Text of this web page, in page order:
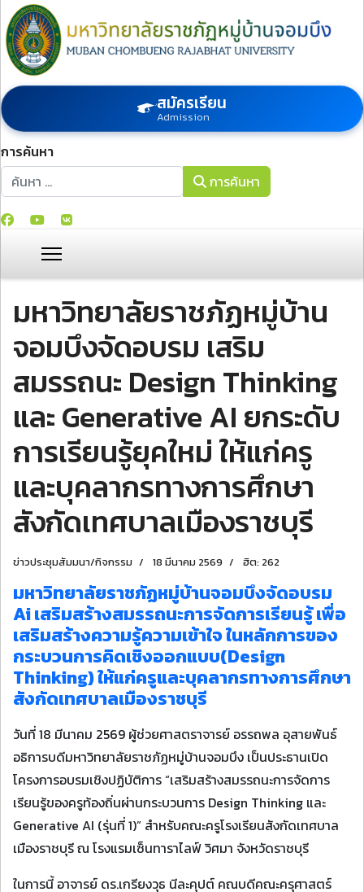
สมัครเรียน
Admission
การค้นหา
การค้นหา
การค้นหา
มหาวิทยาลัยราชภัฏหมู่บ้าน
จอมบึงจัดอบรม เสริม
สมรรถนะ Design Thinking
และ Generative AI ยกระดับ
การเรียนรู้ยุคใหม่ ให้แก่ครู
และบุคลากรทางการศึกษา
สังกัดเทศบาลเมืองราชบุรี
ข่าวประชุมสัมมนา/กิจกรรม 18 มีนาคม 2569 ฮิต: 262
มหาวิทยาลัยราชภัฏหมู่บ้านจอมบึงจัดอบรม
Ai เสริมสร้างสมรรถนะการจัดการเรียนรู้ เพื่อ
เสริมสร้างความรู้ความเข้าใจ ในหลักการของ
กระบวนการคิดเชิงออกแบบ(Design
Thinking) ให้แก่ครูและบุคลากรทางการศึกษา
สังกัดเทศบาลเมืองราชบุรี
วันที่ 18 มีนาคม 2569 ผู้ช่วยศาสตราจารย์ อรรถพล อุสายพันธ์
อธิการบดีมหาวิทยาลัยราชภัฏหมู่บ้านจอมบึง เป็นประธานเปิด
โครงการอบรมเชิงปฏิบัติการ “เสริมสร้างสมรรถนะการจัดการ
เรียนรู้ของครูท้องถิ่นผ่านกระบวนการ Design Thinking และ
Generative AI (รุ่นที่ 1)” สำหรับคณะครูโรงเรียนสังกัดเทศบาล
เมืองราชบุรี ณ โรงแรมเซ็นทาราไลฟ์ วิศมา จังหวัดราชบุรี
ในการนี้ อาจารย์ ดร.เกรียงวุธ นีละคุปต์ คณบดีคณะครุศาสตร์